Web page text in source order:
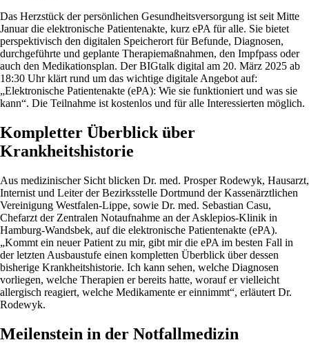
Das Herzstück der persönlichen Gesundheitsversorgung ist seit Mitte
Januar die elektronische Patientenakte, kurz ePA für alle. Sie bietet
perspektivisch den digitalen Speicherort für Befunde, Diagnosen,
durchgeführte und geplante Therapiemaßnahmen, den Impfpass oder
auch den Medikationsplan. Der BIGtalk digital am 20. März 2025 ab
18:30 Uhr klärt rund um das wichtige digitale Angebot auf:
„Elektronische Patientenakte (ePA): Wie sie funktioniert und was sie
kann“. Die Teilnahme ist kostenlos und für alle Interessierten möglich.
Kompletter Überblick über
Krankheitshistorie
Aus medizinischer Sicht blicken Dr. med. Prosper Rodewyk, Hausarzt,
Internist und Leiter der Bezirksstelle Dortmund der Kassenärztlichen
Vereinigung Westfalen-Lippe, sowie Dr. med. Sebastian Casu,
Chefarzt der Zentralen Notaufnahme an der Asklepios-Klinik in
Hamburg-Wandsbek, auf die elektronische Patientenakte (ePA).
„Kommt ein neuer Patient zu mir, gibt mir die ePA im besten Fall in
der letzten Ausbaustufe einen kompletten Überblick über dessen
bisherige Krankheitshistorie. Ich kann sehen, welche Diagnosen
vorliegen, welche Therapien er bereits hatte, worauf er vielleicht
allergisch reagiert, welche Medikamente er einnimmt“, erläutert Dr.
Rodewyk.
Meilenstein in der Notfallmedizin